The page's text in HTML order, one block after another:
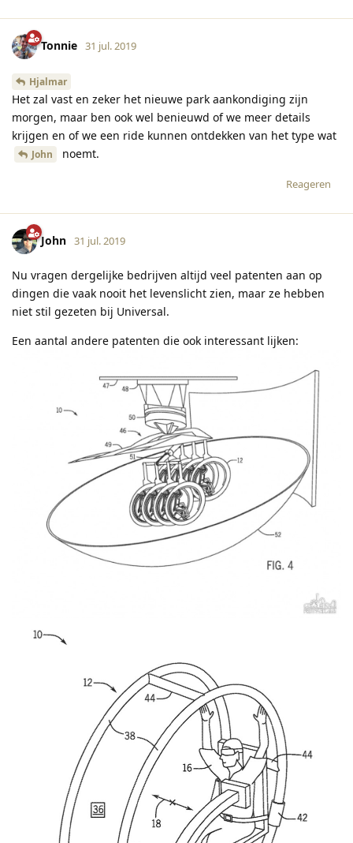
Tonnie 31 jul. 2019
Hjalmar
Het zal vast en zeker het nieuwe park aankondiging zijn
morgen, maar ben ook wel benieuwd of we meer details
krijgen en of we een ride kunnen ontdekken van het type wat
John noemt.
Reageren
John 31 jul. 2019
Nu vragen dergelijke bedrijven altijd veel patenten aan op
dingen die vaak nooit het levenslicht zien, maar ze hebben
niet stil gezeten bij Universal.
Een aantal andere patenten die ook interessant lijken: